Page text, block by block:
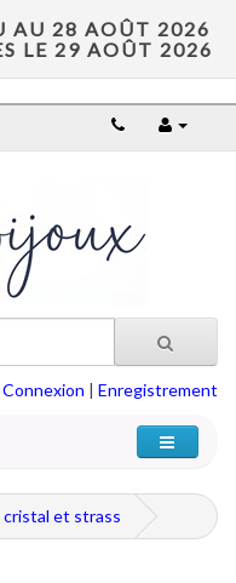
AU 28 AOÛT 2026
LE 29 AOÛT 2026
Connexion | Enregistrement
cristal et strass